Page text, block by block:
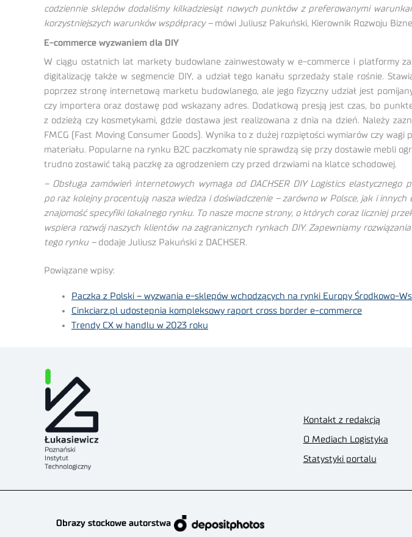
codziennie sklepów dodaliśmy kilkadziesiąt nowych punktów z preferowanymi
korzystniejszych warunków współpracy –mówi Juliusz Pakuński, Kierownik Rozwoju
E-commerce wyzwaniem dla DIY
W ciągu ostatnich lat markety budowlane zainwestowały w e-commerce i platformy
digitalizację także w segmencie DIY, a udział tego kanału sprzedaży stale rośnie.
poprzez stronę internetową marketu budowlanego, ale jego fizyczny udział jest
czy importera oraz dostawę pod wskazany adres. Dodatkową presją jest czas, bo
z odzieżą czy kosmetykami, gdzie dostawa jest realizowana z dnia na dzień. Należy
FMCG (Fast Moving Consumer Goods). Wynika to z dużej rozpiętości wymiarów czy
materiału. Popularne na rynku B2C paczkomaty nie sprawdzą się przy dostawie mebli
trudno zostawić taką paczkę za ogrodzeniem czy przed drzwiami na klatce schodowej.
– Obsługa zamówień internetowych wymaga od DACHSER DIY Logistics
po raz kolejny procentują nasza wiedza i doświadczenie – zarówno w Polsce, jak i
znajomość specyfiki lokalnego rynku. To nasze mocne strony, o których coraz liczniej
wspiera rozwój naszych klientów na zagranicznych rynkach DIY. Zapewniamy
tego rynku –dodaje Juliusz Pakuński z DACHSER.
Powiązane wpisy:
Paczka z Polski – wyzwania e-sklepów wchodzących na rynki Europy Środkowo-
Cinkciarz.pl udostepnia kompleksowy raport cross border e-commerce
Trendy CX w handlu w 2023 roku
Kontakt z redakcją
O Mediach Logistyka
Statystyki portalu
Obrazy stockowe autorstwa